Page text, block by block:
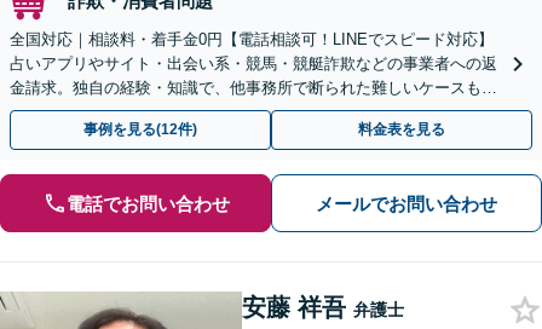
全国対応｜相談料・着手金0円【電話相談可！LINEでスピード対応】
占いアプリやサイト・出会い系・競馬・競艇詐欺などの事業者への返
金請求。独自の経験・知識で、他事務所で断られた難しいケースも解
決に導いた実績あり。まずはお気軽にご相談ください
事例を見る(12件) 料金表を見る
電話でお問い合わせ メールでお問い合わせ
安藤 祥吾 弁護士